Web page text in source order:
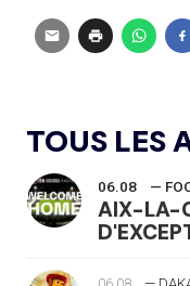
TOUS LES
06.08 —
AIX-LA-